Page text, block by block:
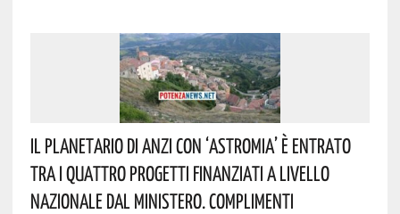
Il Planetario Di Anzi Con ‘Astromia’ È Entrato
Tra I Quattro Progetti Finanziati A Livello
Nazionale Dal Ministero. Complimenti